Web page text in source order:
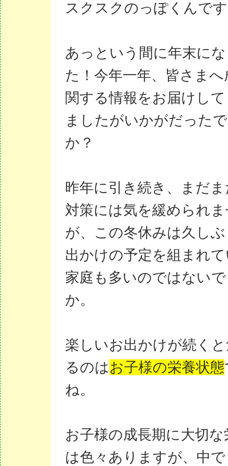
スクスクのっぽくんで
あっという間に年末に
た！今年一年、皆さまへ
関する情報をお届けし
ましたがいかがだった
か？
昨年に引き続き、まだ
対策には気を緩められ
が、この冬休みは久し
出かけの予定を組まれ
家庭も多いのではない
か。
楽しいお出かけが続く
るのはお子様の栄養状態
ね。
お子様の成長期に大切な
は色々ありますが、中